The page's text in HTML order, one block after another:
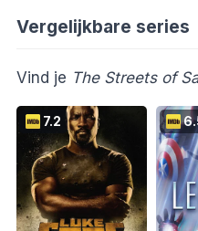
Vergelijkbare series
Vind je The Streets of
7.2